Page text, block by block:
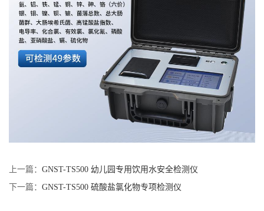
上一篇： GNST-TS500 幼儿园专用饮用水安全检测仪
下一篇： GNST-TS500 硫酸盐氯化物专项检测仪